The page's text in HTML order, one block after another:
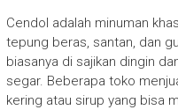
Cendol adalah minuman
tepung beras, santan, dan
biasanya di sajikan dingin
segar. Beberapa toko
kering atau sirup yang bisa